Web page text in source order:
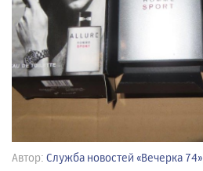
Автор: Служба новостей «Вечерка 74»